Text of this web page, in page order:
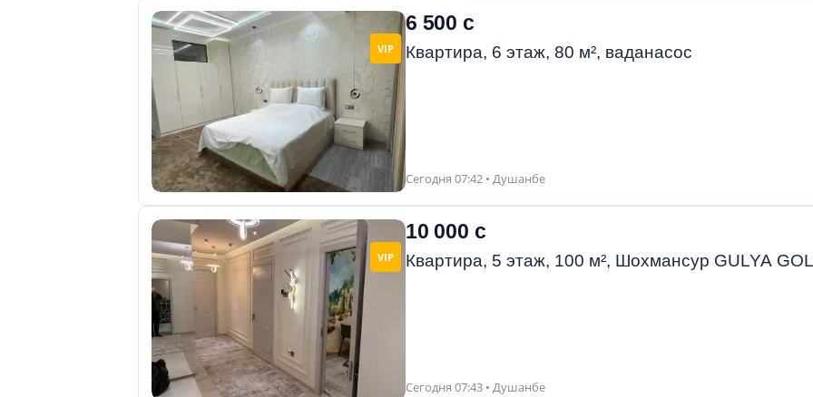
VIP
6 500 с
Квартира, 6 этаж, 80 м², ваданасос
Сегодня 07:42 • Душанбе
VIP
10 000 с
Квартира, 5 этаж, 100 м², Шохмансур GULYA
Сегодня 07:43 • Душанбе